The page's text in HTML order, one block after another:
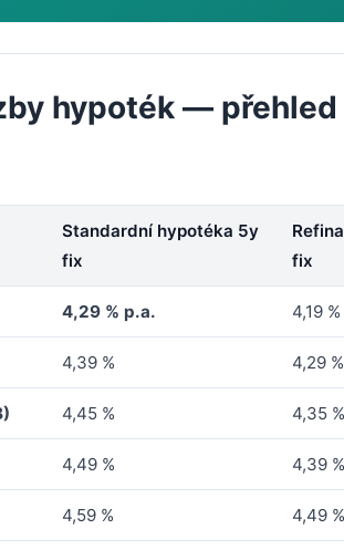
hypoték —
Standardní hypotéka 5y
fix
fix
4,29 % p.a. 4,19 %
4,39 % 4,29 %
4,45 % 4,35 %
4,49 % 4,39 %
4,59 % 4,49 %